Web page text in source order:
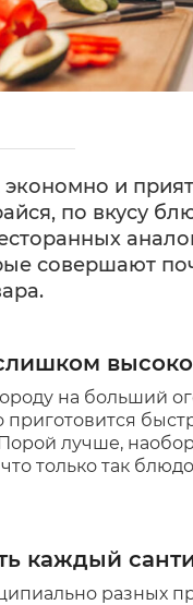
экономно и
по вкусу
совершают
на больший
лучше,
только так
каждый
разных